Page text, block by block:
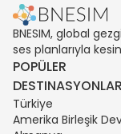
BNESIM, global
ses planlarıyla
POPÜLER
DESTINASYONLAR
Türkiye
Amerika Birleşik